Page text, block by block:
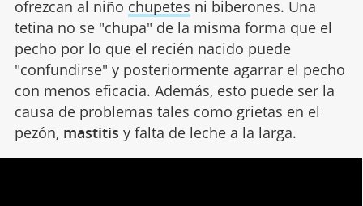
ofrezcan al niño chupetes ni biberones. Una
tetina no se "chupa" de la misma forma que el
pecho por lo que el recién nacido puede
"confundirse" y posteriormente agarrar el pecho
con menos eficacia. Además, esto puede ser la
causa de problemas tales como grietas en el
pezón, mastitis y falta de leche a la larga.